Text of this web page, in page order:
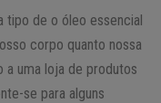
tipo de o óleo essencial
corpo quanto nossa
a uma loja de produtos
se para alguns